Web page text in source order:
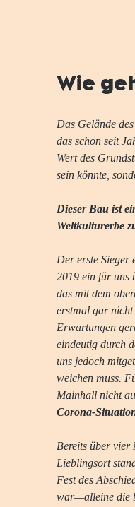
Wie
Das Gelände
das schon seit
Wert des
sein könnte,
Dieser Bau ist
Weltkulturerbe
Der erste Sieger
2019 ein für uns
das mit dem
erstmal gar
Erwartungen
eindeutig durch
uns jedoch
weichen muss.
Mainhall nicht
Corona-
Bereits über vier
Lieblingsort
Fest des
war—alleine die